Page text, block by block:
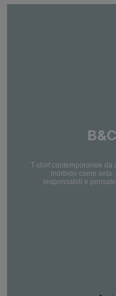
T-shirt contemporanee da
morbido come
responsabili e